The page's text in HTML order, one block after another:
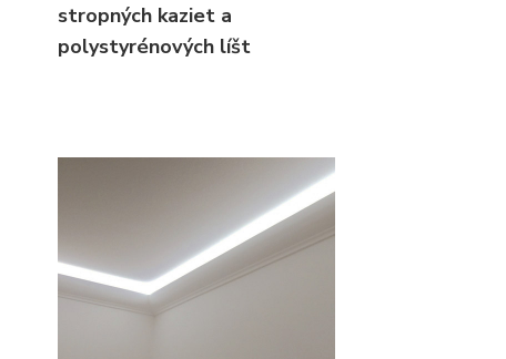
stropných kaziet a
polystyrénových líšt